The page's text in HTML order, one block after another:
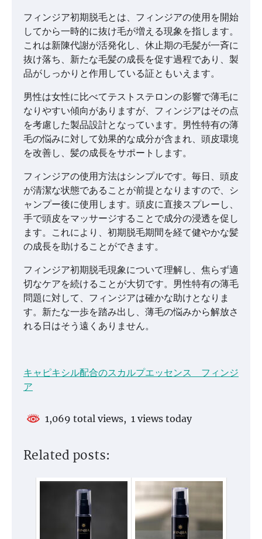
フィンジア初期脱毛とは、フィンジアの使用を開始
してから一時的に抜け毛が増える現象を指します。
これは新陳代謝が活発化し、休止期の毛髪が一斉に
抜け落ち、新たな毛髪の成長を促す過程であり、製
品がしっかりと作用している証ともいえます。
男性は女性に比べてテストステロンの影響で薄毛に
なりやすい傾向がありますが、フィンジアはその点
を考慮した製品設計となっています。男性特有の薄
毛の悩みに対して効果的な成分が含まれ、頭皮環境
を改善し、髪の成長をサポートします。
フィンジアの使用方法はシンプルです。毎日、頭皮
が清潔な状態であることが前提となりますので、シ
ャンプー後に使用します。頭皮に直接スプレーし、
手で頭皮をマッサージすることで成分の浸透を促し
ます。これにより、初期脱毛期間を経て健やかな髪
の成長を助けることができます。
フィンジア初期脱毛現象について理解し、焦らず適
切なケアを続けることが大切です。男性特有の薄毛
問題に対して、フィンジアは確かな助けとなりま
す。新たな一歩を踏み出し、薄毛の悩みから解放さ
れる日はそう遠くありません。
キャピキシル配合のスカルプエッセンス フィンジ
ア
1,069 total views, 1 views today
Related posts: